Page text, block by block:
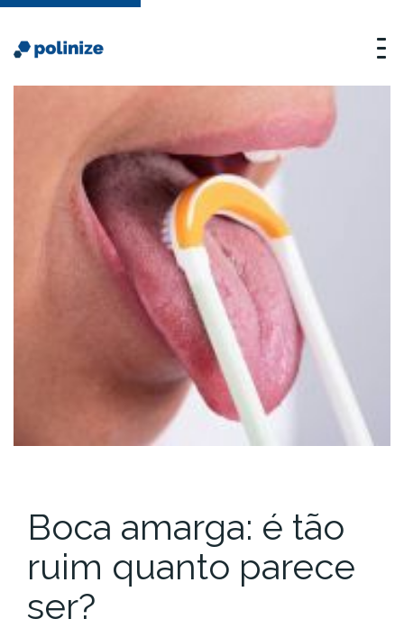
Boca amarga: é tão
ruim quanto parece
ser?